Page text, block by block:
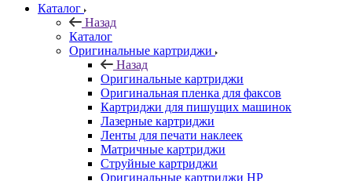
Каталог
Назад
Каталог
Оригинальные картриджи
Назад
Оригинальные картриджи
Оригинальная пленка для факсов
Картриджи для пишущих машинок
Лазерные картриджи
Ленты для печати наклеек
Матричные картриджи
Струйные картриджи
Оригинальные картриджи HP